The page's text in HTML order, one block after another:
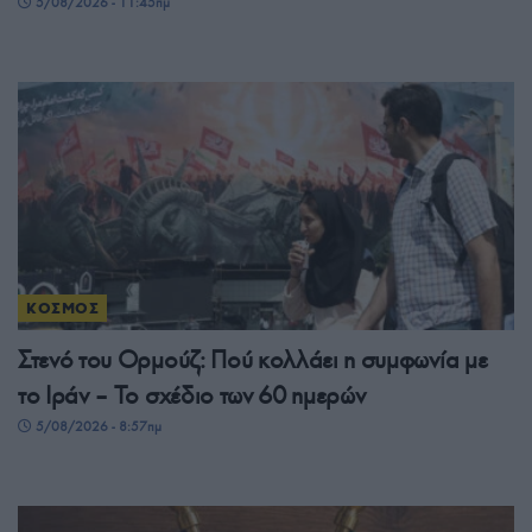
ΚΟΣΜΟΣ
Στενό του Ορμούζ: Πού κολλάει η συμφωνία με
το Ιράν – Το σχέδιο των 60 ημερών
5/08/2026 - 8:57πμ